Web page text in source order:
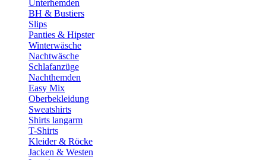
Unterhemden
BH & Bustiers
Slips
Panties & Hipster
Winterwäsche
Nachtwäsche
Schlafanzüge
Nachthemden
Easy Mix
Oberbekleidung
Sweatshirts
Shirts langarm
T-Shirts
Kleider & Röcke
Jacken & Westen